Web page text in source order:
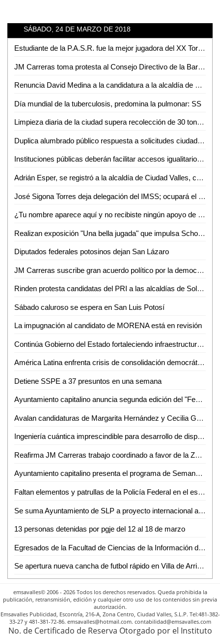
SÁBADO, 24 DE MARZO DE 2018
Estudiante de la P.A.S.R. fue la mejor jugadora del XX Torneo Estatal Intersecundarias
JM Carreras toma protesta al Consejo Directivo de la Barra Mexicana, Colegio de Abogados de SLP
Renuncia David Medina a la candidatura a la alcaldía de Valles
Día mundial de la tuberculosis, predomina la pulmonar: SS
Limpieza diaria de la ciudad supera recolección de 30 toneladas de desechos
Duplica alumbrado público respuesta a solicitudes ciudadanas
Instituciones públicas deberán facilitar accesos igualitarios a personas con discapacidad
Adrián Esper, se registró a la alcaldía de Ciudad Valles, como independiente
José Sigona Torres deja delegación del IMSS; ocupará el mismo cargo en Morelos
¿Tu nombre aparece aquí y no recibiste ningún apoyo de los diputados?
Realizan exposición "Una bella jugada" que impulsa Scholas Ocurrentes y el Atlético de San Luis
Diputados federales potosinos dejan San Lázaro
JM Carreras suscribe gran acuerdo político por la democracia en SLP
Rinden protesta candidatas del PRI a las alcaldías de Soledad y San Luis Potosí
Sábado caluroso se espera en San Luis Potosí
La impugnación al candidato de MORENA está en revisión
Continúa Gobierno del Estado fortaleciendo infraestructura física educativa en el estado
América Latina enfrenta crisis de consolidación democrática: experto
Detiene SSPE a 37 presuntos en una semana
Ayuntamiento capitalino anuncia segunda edición del "Festival de Cerveza Artesanal" en Bocas
Avalan candidaturas de Margarita Hernández y Cecilia González
Ingeniería cuántica imprescindible para desarrollo de dispositivos precisos: Dr. Eduardo Gómez
Reafirma JM Carreras trabajo coordinado a favor de la Zona Industrial
Ayuntamiento capitalino presenta el programa de Semana Santa
Faltan elementos y patrullas de la Policía Federal en el estado
Se suma Ayuntamiento de SLP a proyecto internacional a favor de niños y jóvenes
13 personas detenidas por pgje del 12 al 18 de marzo
Egresados de la Facultad de Ciencias de la Información de la UASLP con alta demanda laboral
Se apertura nueva cancha de futbol rápido en Villa de Arriaga
emsavalles© 2006 - 2026 Todos los derechos reservados. Queda prohibida la
publicación, retransmisión, edición y cualquier otro uso de los contenidos sin previa
autorización.
Emsavalles Publicidad, Escontría, 216-A, Zona Centro, Ciudad Valles, S.L.P. Tel:481-382-
33-27 y 481-381-72-86. emsavalles@hotmail.com. contabilidad@emsavalles.com
No. de Certificado de Reserva Otorgado por el Instituto